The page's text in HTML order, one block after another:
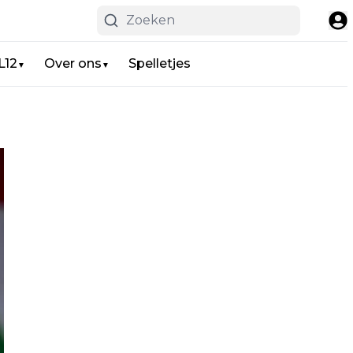
▼ Over ons ▼ Spelletjes